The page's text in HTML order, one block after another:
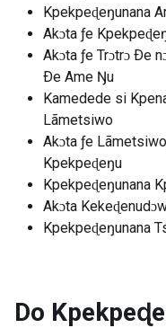
Kpekpeɖeŋunana
Akɔta ƒe
Akɔta ƒe Trɔtrɔ Ðe
Ðe Ame Ŋu
Kamedede si
Lãmetsiwo
Akɔta ƒe
Kpekpeɖeŋu
Kpekpeɖeŋunana
Akɔta
Kpekpeɖeŋunana
Do